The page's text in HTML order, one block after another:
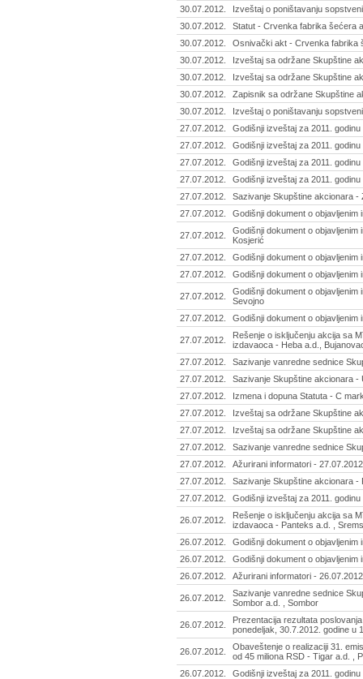
30.07.2012.
Izveštaj o poništavanju
30.07.2012.
Statut - Crvenka fabrika šećera
30.07.2012.
Osnivački akt - Crvenka fabrika
30.07.2012.
Izveštaj sa održane Skupštine
30.07.2012.
Izveštaj sa održane Skupštine
30.07.2012.
Zapisnik sa održane Skupštine
30.07.2012.
Izveštaj o poništavanju
27.07.2012.
Godišnji izveštaj za 2011.
27.07.2012.
Godišnji izveštaj za 2011.
27.07.2012.
Godišnji izveštaj za 2011.
27.07.2012.
Godišnji izveštaj za 2011.
27.07.2012.
Sazivanje Skupštine akcionara -
27.07.2012.
Godišnji dokument o objavljenim
27.07.2012.
Godišnji dokument o objavljenim
Kosjerić
27.07.2012.
Godišnji dokument o objavljenim
27.07.2012.
Godišnji dokument o
27.07.2012.
Godišnji dokument o
Sevojno
27.07.2012.
Godišnji dokument o objavljenim
27.07.2012.
Rešenje o isključenju akcija sa
izdavaoca - Heba a.d.,
27.07.2012.
Sazivanje vanredne sednice
27.07.2012.
Sazivanje Skupštine akcionara -
27.07.2012.
Izmena i dopuna Statuta - C
27.07.2012.
Izveštaj sa održane Skupštine
27.07.2012.
Izveštaj sa održane Skupštine
27.07.2012.
Sazivanje vanredne sednice
27.07.2012.
Ažurirani informatori - 27.07.2012
27.07.2012.
Sazivanje Skupštine akcionara -
27.07.2012.
Godišnji izveštaj za 2011.
26.07.2012.
Rešenje o isključenju akcija sa
izdavaoca - Panteks a.d. ,
26.07.2012.
Godišnji dokument o objavljenim
26.07.2012.
Godišnji dokument o objavljenim
26.07.2012.
Ažurirani informatori - 26.07.2012
26.07.2012.
Sazivanje vanredne sednice
Sombor a.d. , Sombor
26.07.2012.
Prezentacija rezultata
ponedeljak, 30.7.2012. godine u
26.07.2012.
Obaveštenje o realizaciji 31.
od 45 miliona RSD - Tigar a.d. ,
26.07.2012.
Godišnji izveštaj za 2011.